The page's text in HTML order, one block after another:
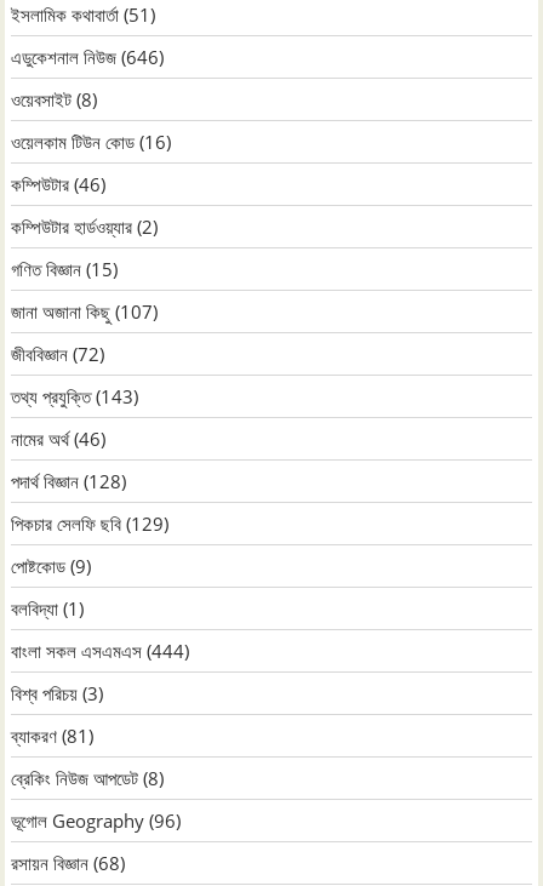
ইসলামিক কথাবার্তা (51)
এডুকেশনাল নিউজ (646)
ওয়েবসাইট (8)
ওয়েলকাম টিউন কোড (16)
কম্পিউটার (46)
কম্পিউটার হার্ডওয়্যার (2)
গণিত বিজ্ঞান (15)
জানা অজানা কিছু (107)
জীববিজ্ঞান (72)
তথ্য প্রযুক্তি(143)
নামের অর্থ(46)
পদার্থ বিজ্ঞান (128)
পিকচার সেলফি ছবি (129)
পোষ্টকোড (9)
বলবিদ্যা (1)
বাংলা সকল এসএমএস (444)
বিশ্ব পরিচয় (3)
ব্যাকরণ (81)
ব্রেকিং নিউজ আপডেট (8)
ভূগোল Geography (96)
রসায়ন বিজ্ঞান (68)